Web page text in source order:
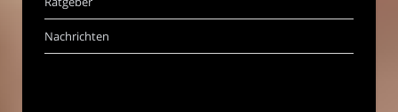
Nachrichten